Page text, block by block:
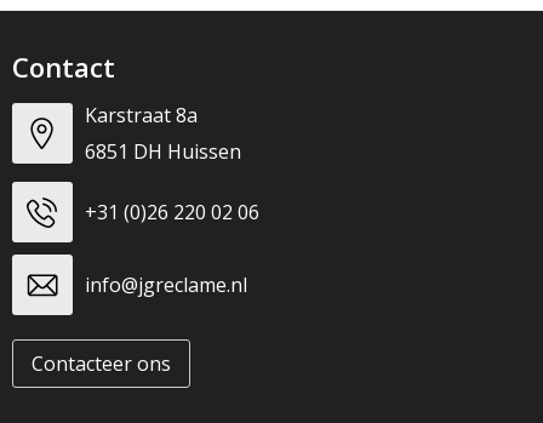
Contact
Karstraat 8a
6851 DH Huissen
+31 (0)26 220 02 06
info@jgreclame.nl
Contacteer ons